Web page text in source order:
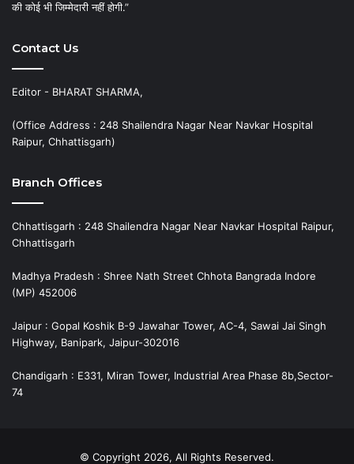
की कोई भी जिम्मेदारी नहीं होगी.”
Contact Us
Editor - BHARAT SHARMA,
(Office Address : 248 Shailendra Nagar Near Navkar Hospital
Raipur, Chhattisgarh)
Branch Offices
Chhattisgarh : 248 Shailendra Nagar Near Navkar Hospital Raipur,
Chhattisgarh
Madhya Pradesh : Shree Nath Street Chhota Bangrada Indore
(MP) 452006
Jaipur : Gopal Koshik B-9 Jawahar Tower, AC-4, Sawai Jai Singh
Highway, Banipark, Jaipur-302016
Chandigarh : E331, Miran Tower, Industrial Area Phase 8b,Sector-
74
© Copyright 2026, All Rights Reserved.